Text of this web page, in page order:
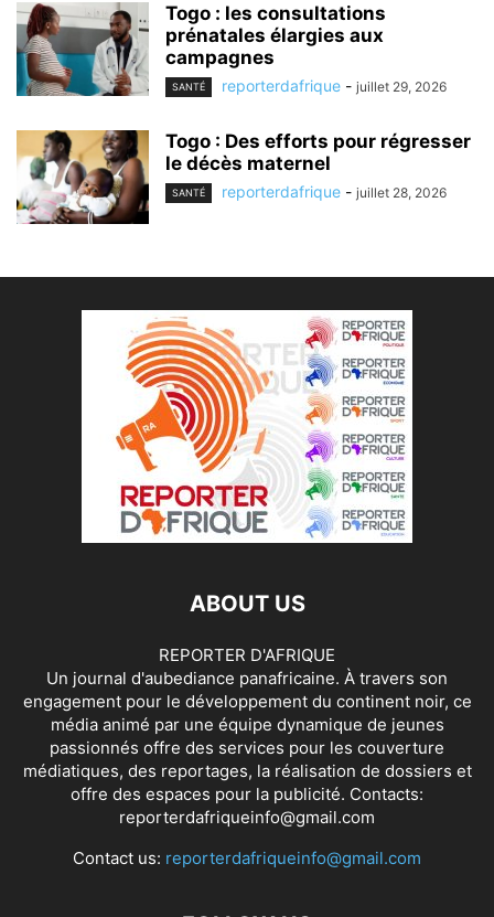
Togo : les consultations
prénatales élargies aux
campagnes
SANTÉ reporterdafrique - juillet 29, 2026
Togo : Des efforts pour régresser
le décès maternel
SANTÉ reporterdafrique - juillet 28, 2026
ABOUT US
REPORTER D'AFRIQUE
Un journal d'aubediance panafricaine. À travers son
engagement pour le développement du continent noir, ce
média animé par une équipe dynamique de jeunes
passionnés offre des services pour les couverture
médiatiques, des reportages, la réalisation de dossiers et
offre des espaces pour la publicité. Contacts:
reporterdafriqueinfo@gmail.com
Contact us: reporterdafriqueinfo@gmail.com